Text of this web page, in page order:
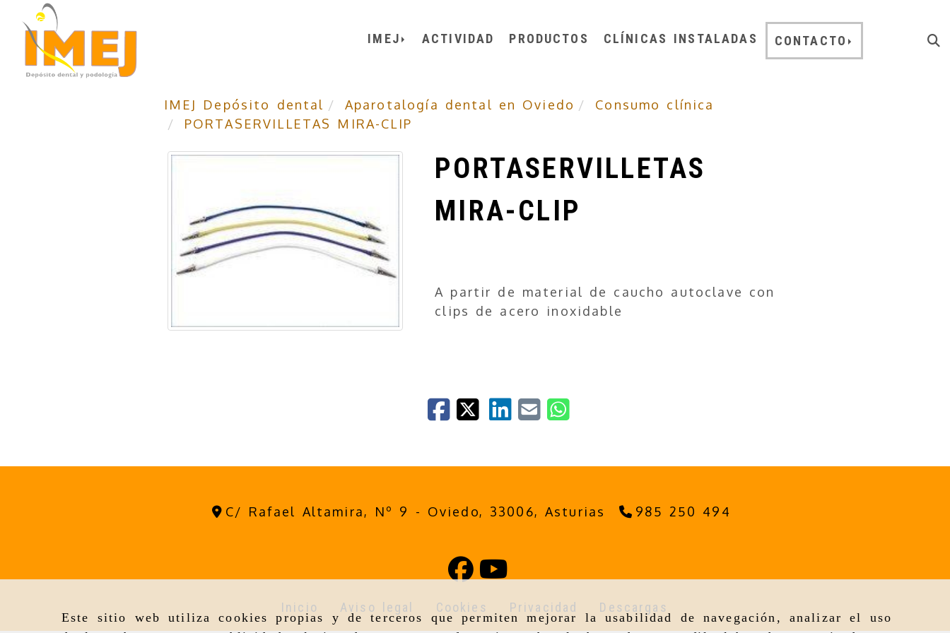
Este sitio web utiliza cookies propias y de terceros que permiten mejorar la usabilidad de navegación, analizar el uso
IMEJ ACTIVIDAD PRODUCTOS CLÍNICAS INSTALADAS CONTACTO
IMEJ Depósito dental Aparotalogía dental en Oviedo
Consumo clínica
PORTASERVILLETAS MIRA-CLIP
PORTASERVILLETAS
MIRA-CLIP
A partir de material de caucho autoclave con
clips de acero inoxidable
C/ Rafael Altamira, Nº 9 - Oviedo, 33006, Asturias 985 250 494
Inicio Aviso legal Cookies Privacidad Descargas